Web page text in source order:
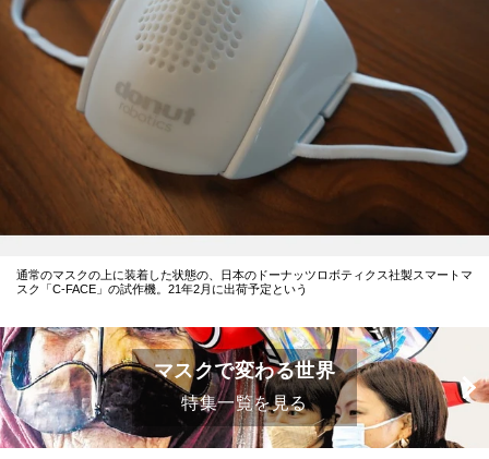
通常のマスクの上に装着した状態の、日本のドーナッツロボティクス社製スマートマ
スク「C-FACE」の試作機。21年2月に出荷予定という
マスクで変わる世界
特集一覧を見る